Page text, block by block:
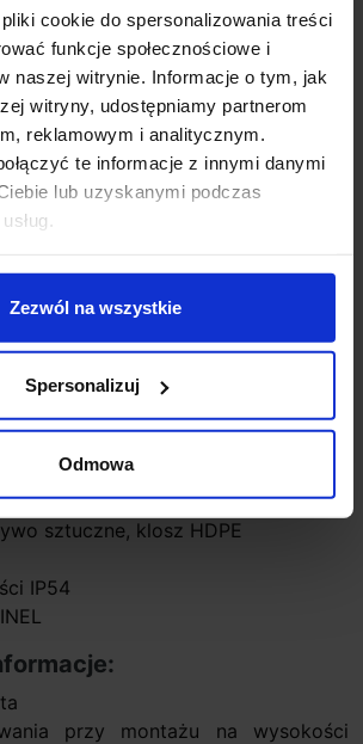
cookie do spersonalizowania treści
funkcje społecznościowe i
naszej witrynie. Informacje o tym, jak
witryny, udostępniamy partnerom
reklamowym i analitycznym.
te informacje z innymi danymi
lub uzyskanymi podczas
Zezwól na wszystkie
Spersonalizuj
Odmowa
i na zewnątrz pod zadaszeniami.
funkcję oświetlenia nocnego (10%)
zmierzchu. Wbudowane w osłonę
wyglądają z zewnątrz jak subtelna
miodu. To pierwsze tego typu
na świecie, dopełniając tym
stylistykę.
LED system
- biały ciepły
Ra>80
360°
sztuczne, klosz HDPE
IP54
przy montażu na wysokości